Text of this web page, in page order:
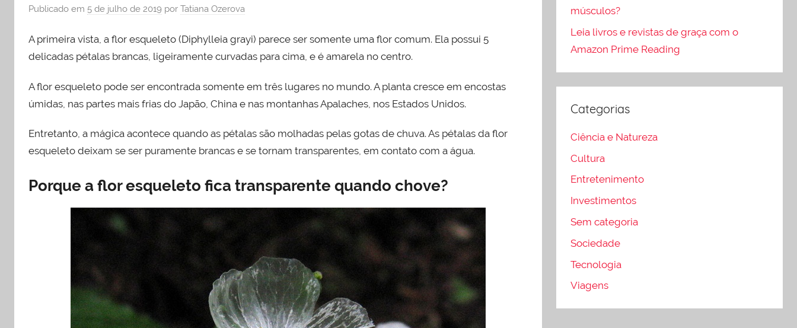
Publicado em 5 de julho de 2019 por Tatiana Ozerova
A primeira vista, a flor esqueleto (Diphylleia grayi) parece ser somente uma flor comum. Ela possui 5
delicadas pétalas brancas, ligeiramente curvadas para cima, e é amarela no centro.
A flor esqueleto pode ser encontrada somente em três lugares no mundo. A planta cresce em encostas
úmidas, nas partes mais frias do Japão, China e nas montanhas Apalaches, nos Estados Unidos.
Entretanto, a mágica acontece quando as pétalas são molhadas pelas gotas de chuva. As pétalas da flor
esqueleto deixam se ser puramente brancas e se tornam transparentes, em contato com a água.
Porque a flor esqueleto fica transparente quando chove?
músculos?
Leia livros e revistas de graça com o
Amazon Prime Reading
Categorias
Ciência e Natureza
Cultura
Entretenimento
Investimentos
Sem categoria
Sociedade
Tecnologia
Viagens